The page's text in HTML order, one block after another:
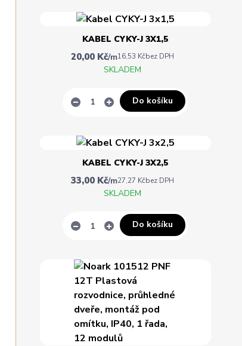
KABEL CYKY-J 3X1,5
20,00 Kč/m16,53 Kčbez DPH
SKLADEM
Do košíku
KABEL CYKY-J 3X2,5
33,00 Kč/m27,27 Kčbez DPH
SKLADEM
Do košíku